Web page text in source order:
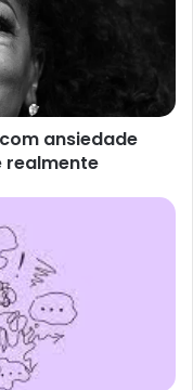
ansiedade
realmente